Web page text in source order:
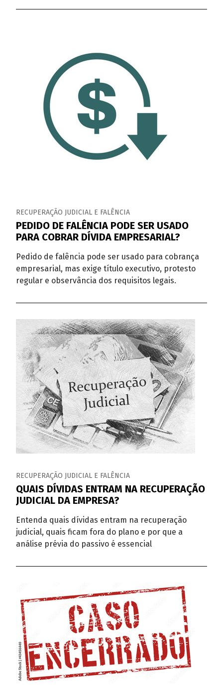
RECUPERAÇÃO JUDICIAL E FALÊNCIA
PEDIDO DE FALÊNCIA PODE SER USADO
PARA COBRAR DÍVIDA EMPRESARIAL?
Pedido de falência pode ser usado para cobrança
empresarial, mas exige título executivo, protesto
regular e observância dos requisitos legais.
RECUPERAÇÃO JUDICIAL E FALÊNCIA
QUAIS DÍVIDAS ENTRAM NA RECUPERAÇÃO
JUDICIAL DA EMPRESA?
Entenda quais dívidas entram na recuperação
judicial, quais ficam fora do plano e por que a
análise prévia do passivo é essencial